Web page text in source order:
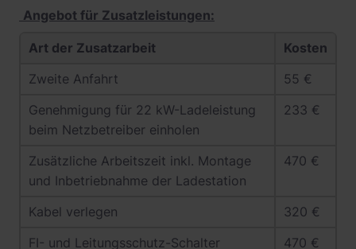
Angebot für Zusatzleistungen:
Art der Zusatzarbeit
Kosten
Zweite Anfahrt
55 €
Genehmigung für 22 kW-Ladeleistung
beim Netzbetreiber einholen
233 €
Zusätzliche Arbeitszeit inkl. Montage
und Inbetriebnahme der Ladestation
470 €
Kabel verlegen
320 €
FI- und Leitungsschutz-Schalter
470 €